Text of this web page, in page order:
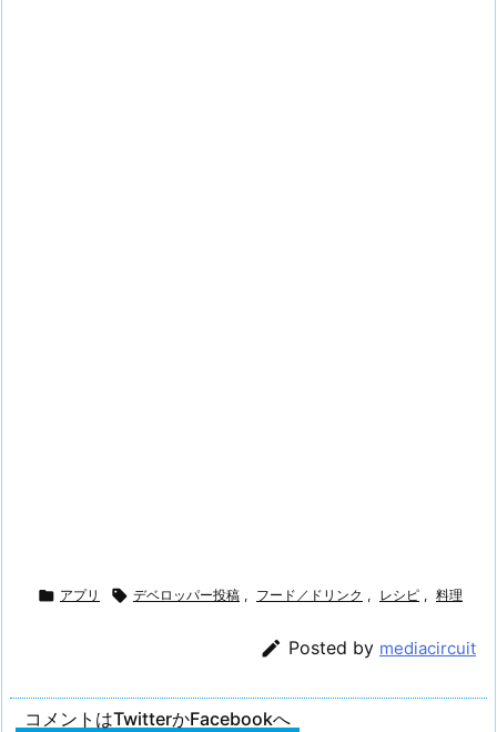
 アプリ  デベロッパー投稿 , フード／ドリンク , レシピ , 料理
 Posted by mediacircuit
コメントはTwitterかFacebookへ